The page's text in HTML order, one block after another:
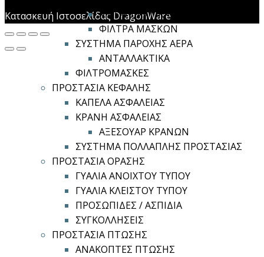
ΑΝΤΑΛΛΑΚΤΙΚΑ
ΦΙΛΤΡΑ ΜΑΣΚΩΝ
ΣΥΣΤΗΜΑ ΠΑΡΟΧΗΣ ΑΕΡΑ
ΑΝΤΑΛΛΑΚΤΙΚΑ
ΦΙΛΤΡΟΜΑΣΚΕΣ
ΠΡΟΣΤΑΣΙΑ ΚΕΦΑΛΗΣ
ΚΑΠΕΛΑ ΑΣΦΑΛΕΙΑΣ
ΚΡΑΝΗ ΑΣΦΑΛΕΙΑΣ
ΑΞΕΣΟΥΑΡ ΚΡΑΝΩΝ
ΣΥΣΤΗΜΑ ΠΟΛΛΑΠΛΗΣ ΠΡΟΣΤΑΣΙΑΣ
ΠΡΟΣΤΑΣΙΑ ΟΡΑΣΗΣ
ΓΥΑΛΙΑ ΑΝΟΙΧΤΟΥ ΤΥΠΟΥ
ΓΥΑΛΙΑ ΚΛΕΙΣΤΟΥ ΤΥΠΟΥ
ΠΡΟΣΩΠΙΔΕΣ / ΑΣΠΙΔΙΑ
ΣΥΓΚΟΛΛΗΣΕΙΣ
ΠΡΟΣΤΑΣΙΑ ΠΤΩΣΗΣ
ΑΝΑΚΟΠΤΕΣ ΠΤΩΣΗΣ
Κατασκευή Ιστοσελίδας DragonWare